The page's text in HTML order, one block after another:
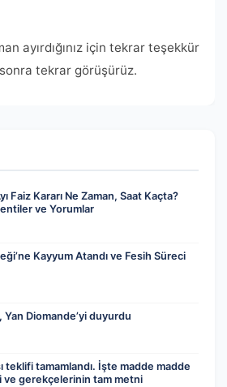
ayırdığınız için tekrar teşekkür
tekrar görüşürüz.
Faiz Kararı Ne Zaman, Saat Kaçta?
ve Yorumlar
Kayyum Atandı ve Fesih Süreci
Yan Diomande’yi duyurdu
teklifi tamamlandı. İşte madde madde
ve gerekçelerinin tam metni